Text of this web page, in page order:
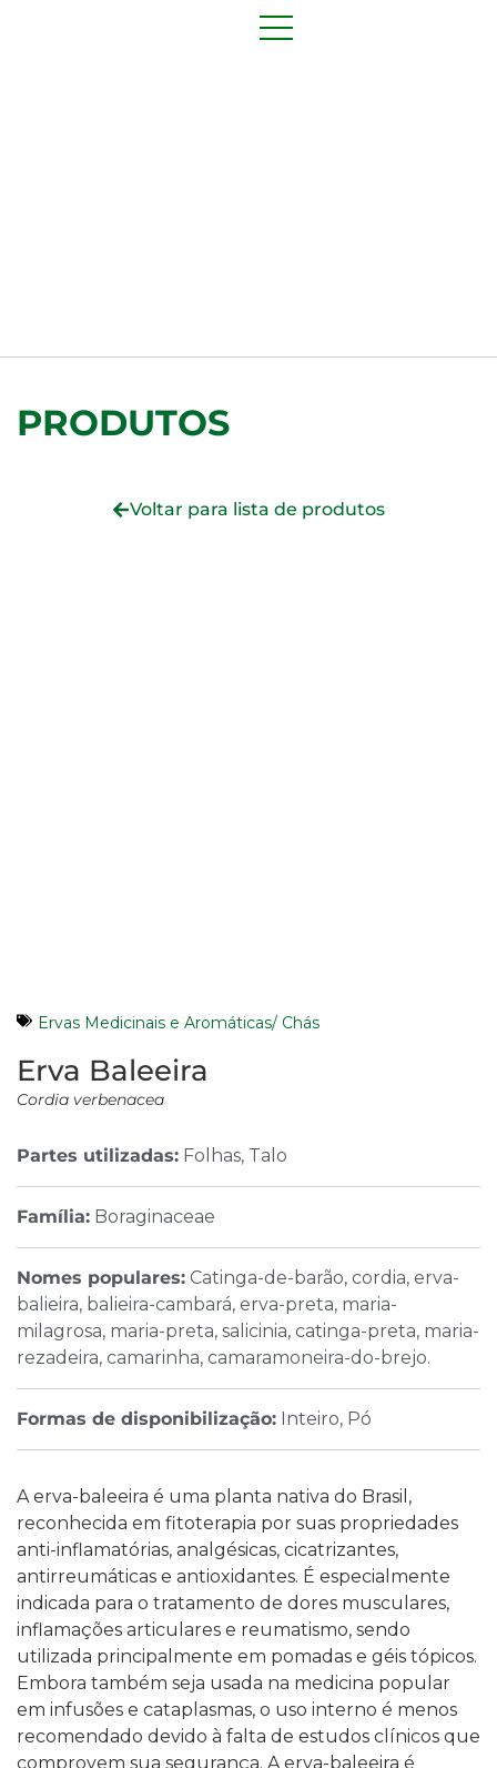
PRODUTOS
Voltar para lista de produtos
Ervas Medicinais e Aromáticas/ Chás
Erva Baleeira
Cordia verbenacea
Partes utilizadas: Folhas, Talo
Família: Boraginaceae
Nomes populares: Catinga-de-barão, cordia, erva-
balieira, balieira-cambará, erva-preta, maria-
milagrosa, maria-preta, salicinia, catinga-preta, maria-
rezadeira, camarinha, camaramoneira-do-brejo.
Formas de disponibilização: Inteiro, Pó
A erva-baleeira é uma planta nativa do Brasil,
reconhecida em fitoterapia por suas propriedades
anti-inflamatórias, analgésicas, cicatrizantes,
antirreumáticas e antioxidantes. É especialmente
indicada para o tratamento de dores musculares,
inflamações articulares e reumatismo, sendo
utilizada principalmente em pomadas e géis tópicos.
Embora também seja usada na medicina popular
em infusões e cataplasmas, o uso interno é menos
recomendado devido à falta de estudos clínicos que
comprovem sua segurança. A erva-baleeira é